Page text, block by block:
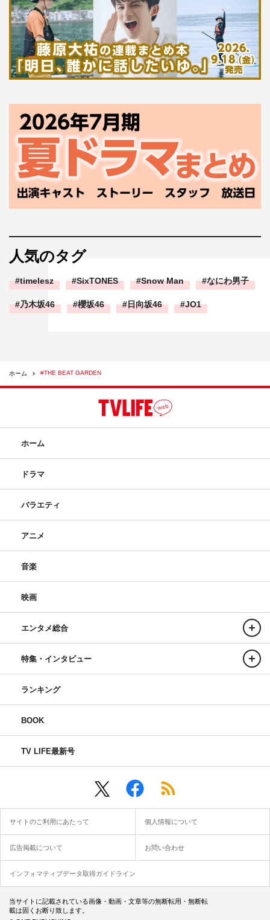
人気のタグ
timelesz SixTONES Snow Man なにわ男子
乃木坂46 櫻坂46 日向坂46 JO1
ホーム #THE BEAT GARDEN
ホーム
ドラマ
バラエティ
アニメ
音楽
映画
エンタメ総合
特集・インタビュー
ランキング
BOOK
TV LIFE最新号
サイトのご利用にあたって 個人情報について
広告掲載について お問い合わせ
インフォマティブデータ取得ガイドライン
当サイトに記載されている画像・動画・文章等の無断転用・無断転
載は固くお断り致します。